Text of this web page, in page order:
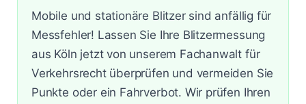
Köln - Innere Kanalstraße
Köln - Riehler Straße
Mobile und stationäre Blitzer sind anfällig für
Messfehler! Lassen Sie Ihre Blitzermessung
aus Köln jetzt von unserem Fachanwalt für
Verkehrsrecht überprüfen und vermeiden Sie
Punkte oder ein Fahrverbot. Wir prüfen Ihren